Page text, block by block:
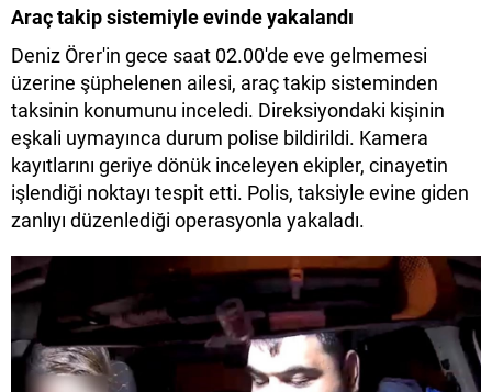
Araç takip sistemiyle evinde yakalandı
Deniz Örer'in gece saat 02.00'de eve gelmemesi
üzerine şüphelenen ailesi, araç takip sisteminden
taksinin konumunu inceledi. Direksiyondaki kişinin
eşkali uymayınca durum polise bildirildi. Kamera
kayıtlarını geriye dönük inceleyen ekipler, cinayetin
işlendiği noktayı tespit etti. Polis, taksiyle evine giden
zanlıyı düzenlediği operasyonla yakaladı.